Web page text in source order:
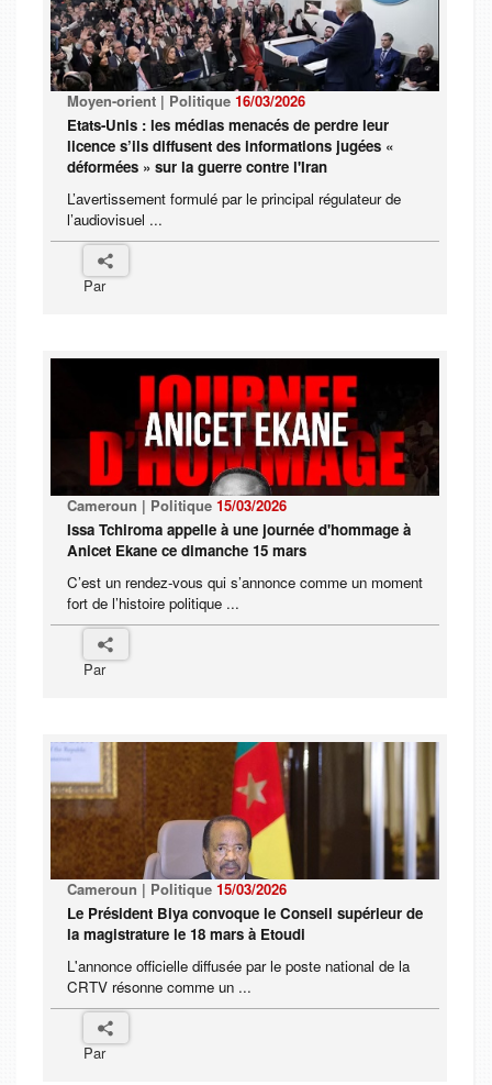
Moyen-orient | Politique 16/03/2026
Etats-Unis : les médias menacés de perdre leur
licence s’ils diffusent des informations jugées «
déformées » sur la guerre contre l'Iran
L’avertissement formulé par le principal régulateur de
l’audiovisuel ...
Par
Cameroun | Politique 15/03/2026
Issa Tchiroma appelle à une journée d'hommage à
Anicet Ekane ce dimanche 15 mars
C’est un rendez-vous qui s’annonce comme un moment
fort de l’histoire politique ...
Par
Cameroun | Politique 15/03/2026
Le Président Biya convoque le Conseil supérieur de
la magistrature le 18 mars à Etoudi
L'annonce officielle diffusée par le poste national de la
CRTV résonne comme un ...
Par